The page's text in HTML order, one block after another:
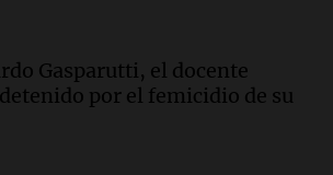
a hombre por simular robo
en San Luis
Gasparutti, el docente
por el femicidio de su